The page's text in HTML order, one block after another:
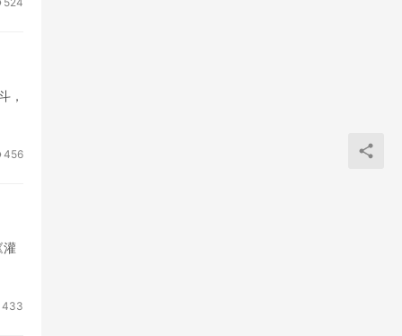
，
456
灌
433